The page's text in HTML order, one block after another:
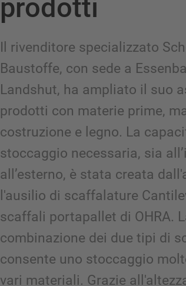
prodotti
Il rivenditore specializzato
Baustoffe, con sede a
Landshut, ha ampliato il suo
prodotti con materie prime,
costruzione e legno. La
stoccaggio necessaria, sia
all’esterno, è stata creata
l'ausilio di scaffalature
scaffali portapallet di OHRA.
combinazione dei due tipi di
consente uno stoccaggio
vari materiali. Grazie